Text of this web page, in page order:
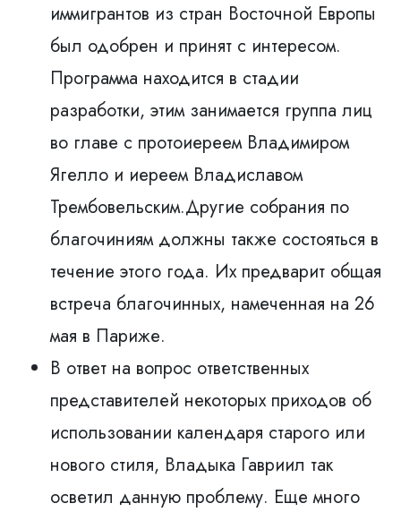
иммигрантов из стран Восточной Европы
был одобрен и принят с интересом.
Программа находится в стадии
разработки, этим занимается группа лиц
во главе с протоиереем Владимиром
Ягелло и иереем Владиславом
Трембовельским.Другие собрания по
благочиниям должны также состояться в
течение этого года. Их предварит общая
встреча благочинных, намеченная на 26
мая в Париже.
В ответ на вопрос ответственных
представителей некоторых приходов об
использовании календаря старого или
нового стиля, Владыка Гавриил так
осветил данную проблему. Еще много